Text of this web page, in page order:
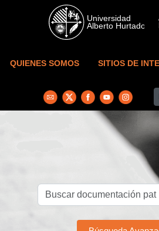
Skip to main content
QUIENES SOMOS SITIOS DE